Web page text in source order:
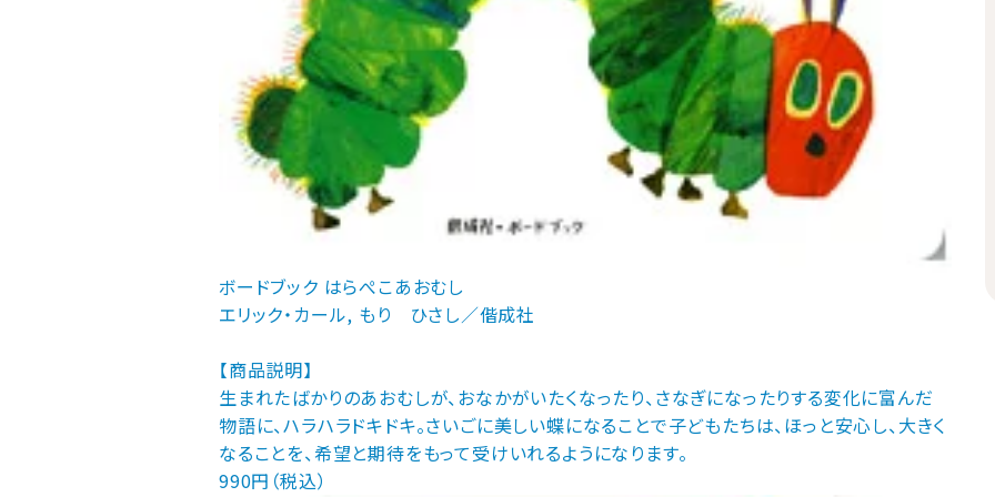
ボードブック はらぺこあおむし
エリック・カール, もり ひさし／偕成社
【商品説明】
生まれたばかりのあおむしが、おなかがいたくなったり、さなぎになったりする変化に富んだ
物語に、ハラハラドキドキ。さいごに美しい蝶になることで子どもたちは、ほっと安心し、大きく
なることを、希望と期待をもって受けいれるようになります。
990円（税込）